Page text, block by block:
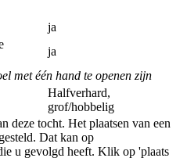
ja
ja
met één hand te openen zijn
Halfverhard,
grof/hobbelig
deze tocht. Het plaatsen van een
Dat kan op
u gevolgd heeft. Klik op 'plaats